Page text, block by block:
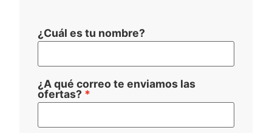
¿Cuál es tu nombre?
¿A qué correo te enviamos las
ofertas?